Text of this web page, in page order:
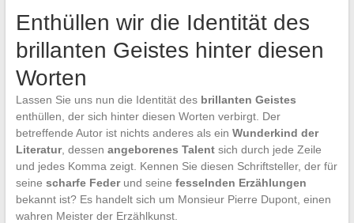
Enthüllen wir die Identität des
brillanten Geistes hinter diesen
Worten
Lassen Sie uns nun die Identität des brillanten Geistes
enthüllen, der sich hinter diesen Worten verbirgt. Der
betreffende Autor ist nichts anderes als ein Wunderkind der
Literatur, dessen angeborenes Talentsich durch jede Zeile
und jedes Komma zeigt. Kennen Sie diesen Schriftsteller, der für
seine scharfe Federund seine fesselnden Erzählungen
bekannt ist? Es handelt sich um Monsieur Pierre Dupont, einen
wahren Meister der Erzählkunst.